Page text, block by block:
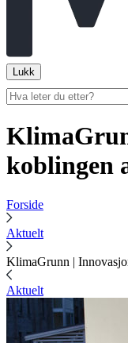
Lukk
koblingen
Forside
Aktuelt
KlimaGrunn |
Aktuelt